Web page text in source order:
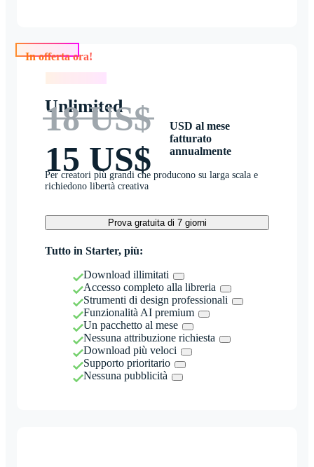
Unlimited
18 US$
15 US$
USD al mese
fatturato
annualmente
Per creatori più grandi che producono su larga scala e
richiedono libertà creativa
Prova gratuita di 7 giorni
Tutto in Starter, più:
Download illimitati
Accesso completo alla libreria
Strumenti di design professionali
Funzionalità AI premium
Un pacchetto al mese
Nessuna attribuzione richiesta
Download più veloci
Supporto prioritario
Nessuna pubblicità